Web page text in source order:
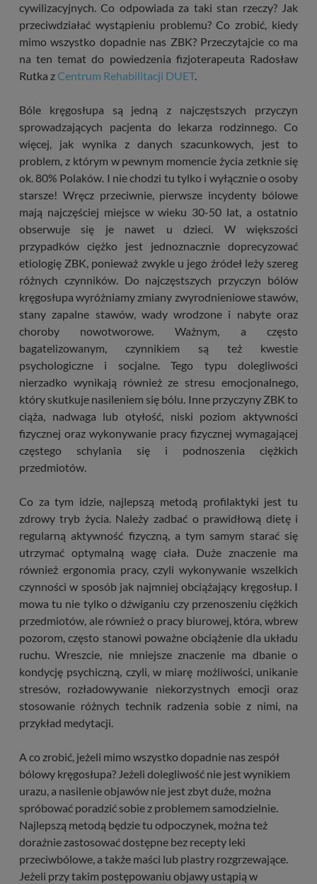
cywilizacyjnych. Co odpowiada za taki stan rzeczy? Jak
przeciwdziałać wystąpieniu problemu? Co zrobić, kiedy
mimo wszystko dopadnie nas ZBK? Przeczytajcie co ma
na ten temat do powiedzenia fizjoterapeuta Radosław
Rutka z Centrum Rehabilitacji DUET.
Bóle kręgosłupa są jedną z najczęstszych przyczyn
sprowadzających pacjenta do lekarza rodzinnego. Co
więcej, jak wynika z danych szacunkowych, jest to
problem, z którym w pewnym momencie życia zetknie się
ok. 80% Polaków. I nie chodzi tu tylko i wyłącznie o osoby
starsze! Wręcz przeciwnie, pierwsze incydenty bólowe
mają najczęściej miejsce w wieku 30-50 lat, a ostatnio
obserwuje się je nawet u dzieci. W większości
przypadków ciężko jest jednoznacznie doprecyzować
etiologię ZBK, ponieważ zwykle u jego źródeł leży szereg
różnych czynników. Do najczęstszych przyczyn bólów
kręgosłupa wyróżniamy zmiany zwyrodnieniowe stawów,
stany zapalne stawów, wady wrodzone i nabyte oraz
choroby nowotworowe. Ważnym, a często
bagatelizowanym, czynnikiem są też kwestie
psychologiczne i socjalne. Tego typu dolegliwości
nierzadko wynikają również ze stresu emocjonalnego,
który skutkuje nasileniem się bólu. Inne przyczyny ZBK to
ciąża, nadwaga lub otyłość, niski poziom aktywności
fizycznej oraz wykonywanie pracy fizycznej wymagającej
częstego schylania się i podnoszenia ciężkich
przedmiotów.
Co za tym idzie, najlepszą metodą profilaktyki jest tu
zdrowy tryb życia. Należy zadbać o prawidłową dietę i
regularną aktywność fizyczną, a tym samym starać się
utrzymać optymalną wagę ciała. Duże znaczenie ma
również ergonomia pracy, czyli wykonywanie wszelkich
czynności w sposób jak najmniej obciążający kręgosłup. I
mowa tu nie tylko o dźwiganiu czy przenoszeniu ciężkich
przedmiotów, ale również o pracy biurowej, która, wbrew
pozorom, często stanowi poważne obciążenie dla układu
ruchu. Wreszcie, nie mniejsze znaczenie ma dbanie o
kondycję psychiczną, czyli, w miarę możliwości, unikanie
stresów, rozładowywanie niekorzystnych emocji oraz
stosowanie różnych technik radzenia sobie z nimi, na
przykład medytacji.
A co zrobić, jeżeli mimo wszystko dopadnie nas zespół
bólowy kręgosłupa? Jeżeli dolegliwość nie jest wynikiem
urazu, a nasilenie objawów nie jest zbyt duże, można
spróbować poradzić sobie z problemem samodzielnie.
Najlepszą metodą będzie tu odpoczynek, można też
doraźnie zastosować dostępne bez recepty leki
przeciwbólowe, a także maści lub plastry rozgrzewające.
Jeżeli przy takim postępowaniu objawy ustąpią w